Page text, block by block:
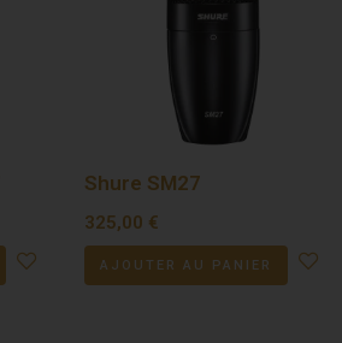
Shure SM27
325,00 €
AJOUTER AU PANIER